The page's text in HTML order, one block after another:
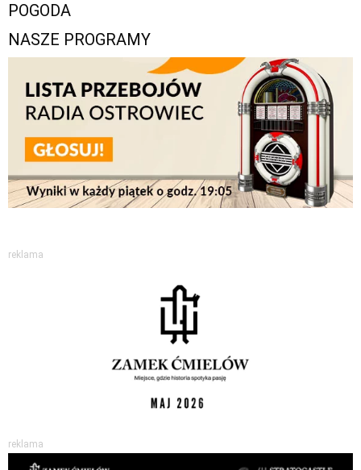
POGODA
NASZE PROGRAMY
reklama
reklama